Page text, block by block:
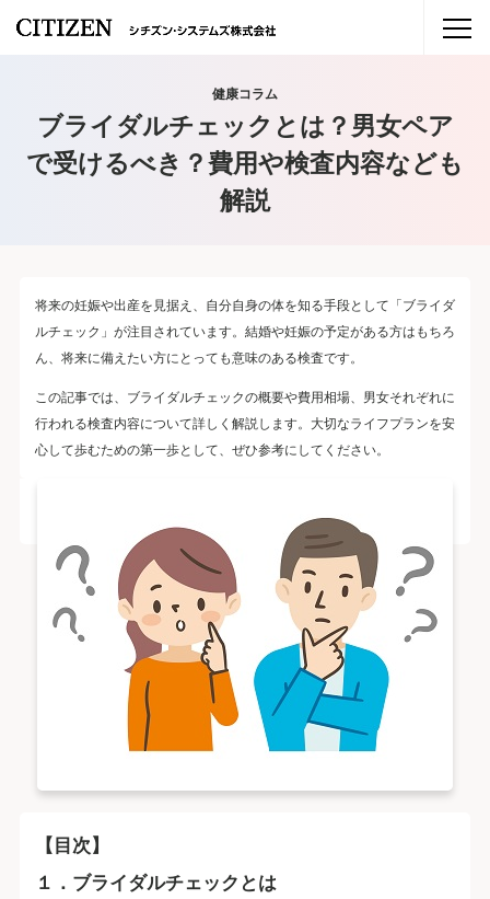
健康コラム
ブライダルチェックとは？男女ペア
で受けるべき？費用や検査内容なども
解説
将来の妊娠や出産を見据え、自分自身の体を知る手段として「ブライダ
ルチェック」が注目されています。結婚や妊娠の予定がある方はもちろ
ん、将来に備えたい方にとっても意味のある検査です。
この記事では、ブライダルチェックの概要や費用相場、男女それぞれに
行われる検査内容について詳しく解説します。大切なライフプランを安
心して歩むための第一歩として、ぜひ参考にしてください。
【目次】
１．ブライダルチェックとは